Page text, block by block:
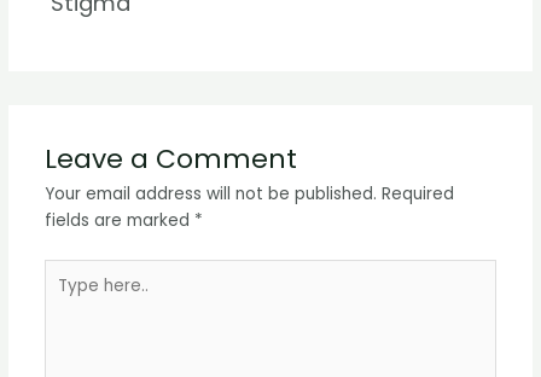
Leave a Comment
Your email address will not be published. Required
fields are marked *
here..